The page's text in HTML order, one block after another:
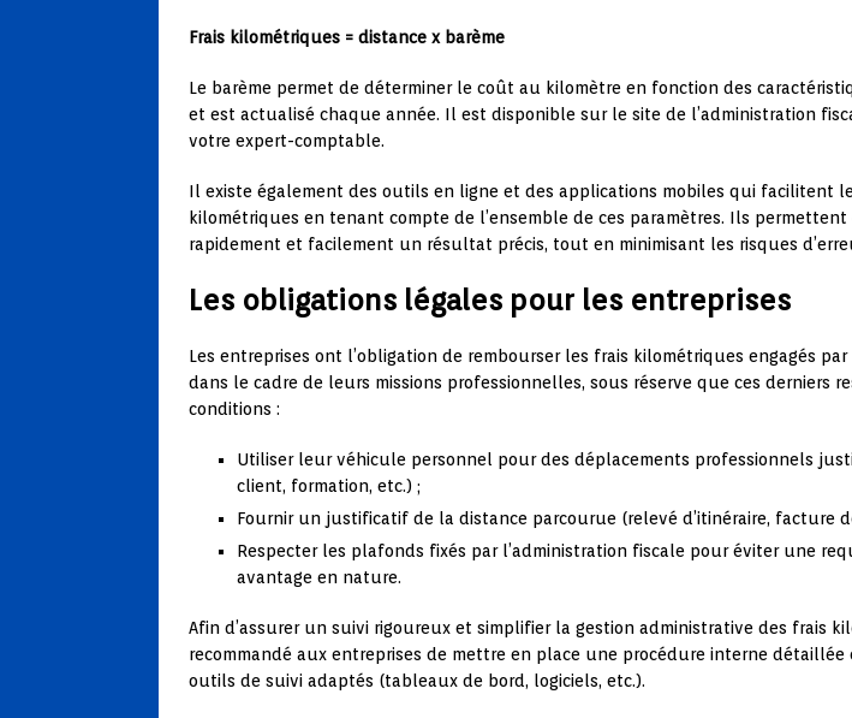
Frais kilométriques = distance x barème
Le barème permet de déterminer le coût au kilomètre en fonction des
et est actualisé chaque année. Il est disponible sur le site de l’administration
votre expert-comptable.
Il existe également des outils en ligne et des applications mobiles qui facilitent
kilométriques en tenant compte de l’ensemble de ces paramètres. Ils permettent
rapidement et facilement un résultat précis, tout en minimisant les risques
Les obligations légales pour les entreprises
Les entreprises ont l’obligation de rembourser les frais kilométriques engagés
dans le cadre de leurs missions professionnelles, sous réserve que ces derniers
conditions :
Utiliser leur véhicule personnel pour des déplacements professionnels
client, formation, etc.) ;
Fournir un justificatif de la distance parcourue (relevé d’itinéraire, facture
Respecter les plafonds fixés par l’administration fiscale pour éviter une
avantage en nature.
Afin d’assurer un suivi rigoureux et simplifier la gestion administrative des frais
recommandé aux entreprises de mettre en place une procédure interne détaillée
outils de suivi adaptés (tableaux de bord, logiciels, etc.).